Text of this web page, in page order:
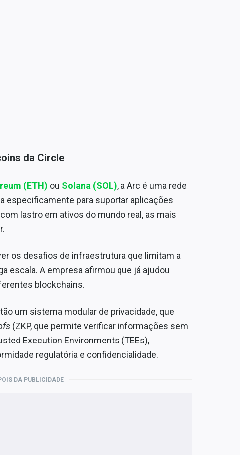
da Circle
(ETH) ou Solana (SOL), a Arc é uma rede
especificamente para suportar aplicações
lastro em ativos do mundo real, as mais
os desafios de infraestrutura que limitam a
escala. A empresa afirmou que já ajudou
blockchains.
um sistema modular de privacidade, que
(ZKP, que permite verificar informações sem
Execution Environments (TEEs),
regulatória e confidencialidade.
DA PUBLICIDADE